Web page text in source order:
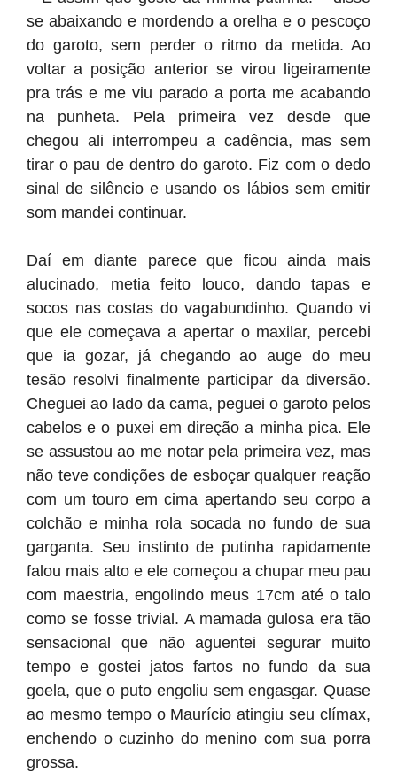
se abaixando e mordendo a orelha e o pescoço
do garoto, sem perder o ritmo da metida. Ao
voltar a posição anterior se virou ligeiramente
pra trás e me viu parado a porta me acabando
na punheta. Pela primeira vez desde que
chegou ali interrompeu a cadência, mas sem
tirar o pau de dentro do garoto. Fiz com o dedo
sinal de silêncio e usando os lábios sem emitir
som mandei continuar.
Daí em diante parece que ficou ainda mais
alucinado, metia feito louco, dando tapas e
socos nas costas do vagabundinho. Quando vi
que ele começava a apertar o maxilar, percebi
que ia gozar, já chegando ao auge do meu
tesão resolvi finalmente participar da diversão.
Cheguei ao lado da cama, peguei o garoto pelos
cabelos e o puxei em direção a minha pica. Ele
se assustou ao me notar pela primeira vez, mas
não teve condições de esboçar qualquer reação
com um touro em cima apertando seu corpo a
colchão e minha rola socada no fundo de sua
garganta. Seu instinto de putinha rapidamente
falou mais alto e ele começou a chupar meu pau
com maestria, engolindo meus 17cm até o talo
como se fosse trivial. A mamada gulosa era tão
sensacional que não aguentei segurar muito
tempo e gostei jatos fartos no fundo da sua
goela, que o puto engoliu sem engasgar. Quase
ao mesmo tempo o Maurício atingiu seu clímax,
enchendo o cuzinho do menino com sua porra
grossa.